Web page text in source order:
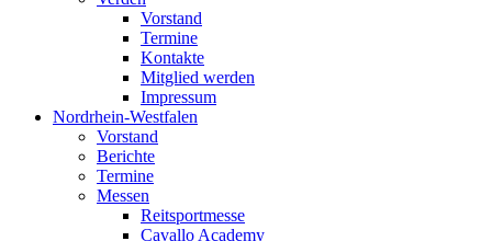
Vorstand
Termine
Kontakte
Mitglied werden
Impressum
Nordrhein-Westfalen
Vorstand
Berichte
Termine
Messen
Reitsportmesse
Cavallo Academy